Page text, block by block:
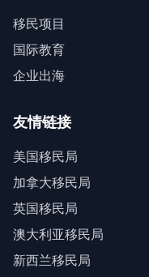
移民项目
国际教育
企业出海
友情链接
美国移民局
加拿大移民局
英国移民局
澳大利亚移民局
新西兰移民局